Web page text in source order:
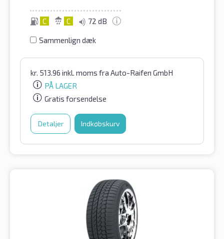
C C 72 dB
Sammenlign dæk
kr. 513.96 inkl. moms fra Auto-Raifen GmbH
PÅ LAGER
Gratis forsendelse
Detaljer Indkøbskurv